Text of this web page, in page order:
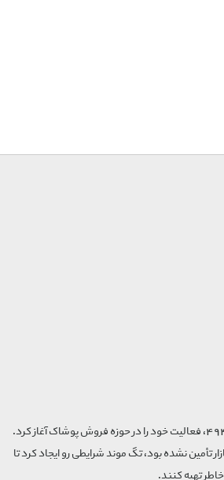
فروشگاه تگ موند از سال 1395 با نام ثبتی گسترش و نوآوری تگین و شماره ثبت 494131، فعالیت خود را در حوزه فروش پوشاک آغاز کرد.
تأمین نشده بود، تگ موند شرایطی رو ایجاد کرد تا
تهیه کنند.